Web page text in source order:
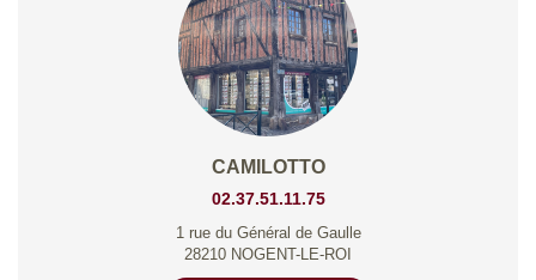
CAMILOTTO
02.37.51.11.75
1 rue du Général de Gaulle
28210 NOGENT-LE-ROI